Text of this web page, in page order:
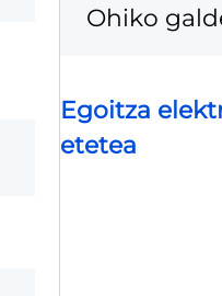
Ohiko
Egoitza
etetea